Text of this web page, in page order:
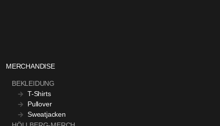
MERCHANDISE
BEKLEIDUNG
T-Shirts
Pullover
Sweatjacken